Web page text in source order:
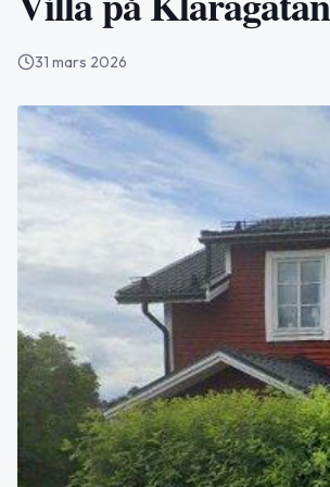
31 mars 2026